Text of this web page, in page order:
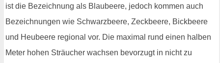
ist die Bezeichnung als Blaubeere, jedoch kommen auch
Bezeichnungen wie Schwarzbeere, Zeckbeere, Bickbeere
und Heubeere regional vor. Die maximal rund einen halben
Meter hohen Sträucher wachsen bevorzugt in nicht zu